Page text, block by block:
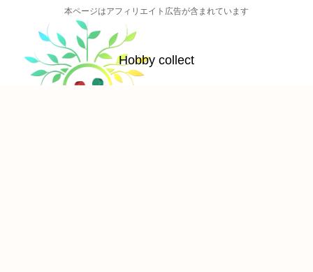
本ページはアフィリエイト広告が含まれています
Hobby collect